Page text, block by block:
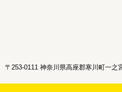
〒253-0111 神奈川県高座郡寒川町一之